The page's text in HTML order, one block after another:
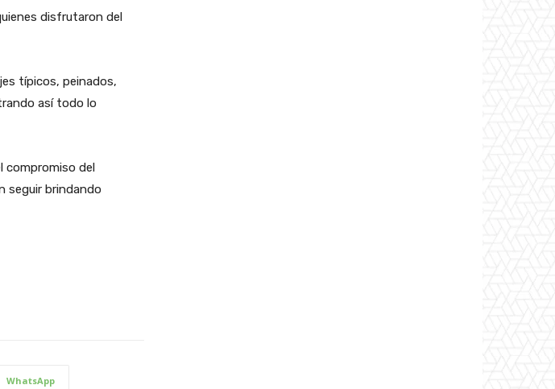
disfrutaron del
típicos, peinados,
así todo lo
compromiso del
seguir brindando
WhatsApp